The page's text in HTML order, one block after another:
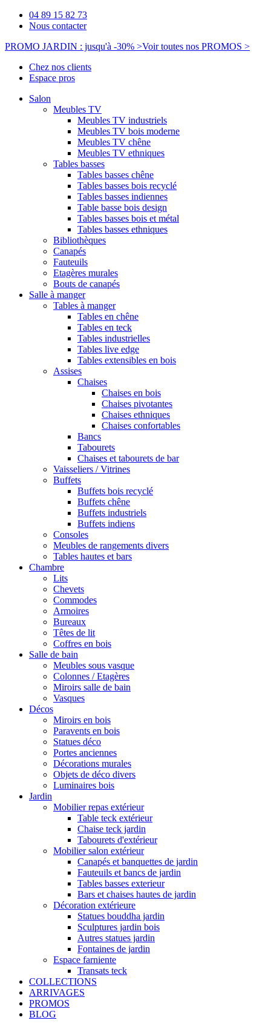
04 89 15 82 73
Nous contacter
PROMO JARDIN : jusqu'à -30% >Voir toutes nos PROMOS >
Chez nos clients
Espace pros
Salon
Meubles TV
Meubles TV industriels
Meubles TV bois moderne
Meubles TV chêne
Meubles TV ethniques
Tables basses
Tables basses chêne
Tables basses bois recyclé
Tables basses indiennes
Table basse bois design
Tables basses bois et métal
Tables basses ethniques
Bibliothèques
Canapés
Fauteuils
Etagères murales
Bouts de canapés
Salle à manger
Tables à manger
Tables en chêne
Tables en teck
Tables industrielles
Tables live edge
Tables extensibles en bois
Assises
Chaises
Chaises en bois
Chaises pivotantes
Chaises ethniques
Chaises confortables
Bancs
Tabourets
Chaises et tabourets de bar
Vaisseliers / Vitrines
Buffets
Buffets bois recyclé
Buffets chêne
Buffets industriels
Buffets indiens
Consoles
Meubles de rangements divers
Tables hautes et bars
Chambre
Lits
Chevets
Commodes
Armoires
Bureaux
Têtes de lit
Coffres en bois
Salle de bain
Meubles sous vasque
Colonnes / Etagères
Miroirs salle de bain
Vasques
Décos
Miroirs en bois
Paravents en bois
Statues déco
Portes anciennes
Décorations murales
Objets de déco divers
Luminaires bois
Jardin
Mobilier repas extérieur
Table teck extérieur
Chaise teck jardin
Tabourets d'extérieur
Mobilier salon extérieur
Canapés et banquettes de jardin
Fauteuils et bancs de jardin
Tables basses exterieur
Bars et chaises hautes de jardin
Décoration extérieure
Statues bouddha jardin
Sculptures jardin bois
Autres statues jardin
Fontaines de jardin
Espace farniente
Transats teck
COLLECTIONS
ARRIVAGES
PROMOS
BLOG